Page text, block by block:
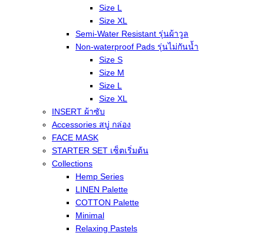
Size L
Size XL
Semi-Water Resistant รุ่นผ้าวูล
Non-waterproof Pads รุ่นไม่กันน้ำ
Size S
Size M
Size L
Size XL
INSERT ผ้าซับ
Accessories สบู่ กล่อง
FACE MASK
STARTER SET เซ็ตเริ่มต้น
Collections
Hemp Series
LINEN Palette
COTTON Palette
Minimal
Relaxing Pastels